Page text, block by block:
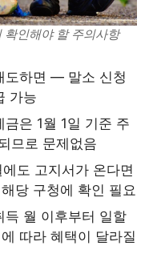
인해야 할 주의사항
도하면 — 말소 신청
가능
은 1월 1일 기준 주
므로 문제없음
도 고지서가 온다면
당 구청에 확인 필요
월 이후부터 일할
따라 혜택이 달라질